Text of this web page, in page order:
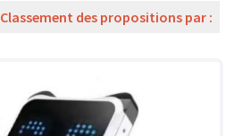
Classement des propositions par :